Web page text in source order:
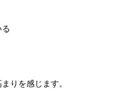
りを感じます。